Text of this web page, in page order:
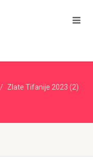
Zlate Tifanije 2023 (2)